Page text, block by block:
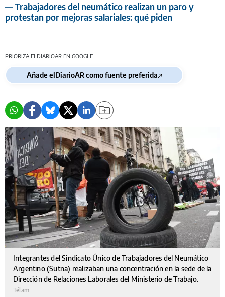
— Trabajadores del neumático realizan un paro y
protestan por mejoras salariales: qué piden
PRIORIZA ELDIARIOAR EN GOOGLE
Añade elDiarioAR como fuente preferida
Integrantes del Sindicato Único de Trabajadores del Neumático
Argentino (Sutna) realizaban una concentración en la sede de la
Dirección de Relaciones Laborales del Ministerio de Trabajo.
Télam